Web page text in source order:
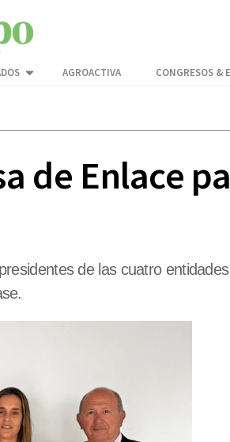
AGROACTIVA CONGRESOS &
de Enlace
de las cuatro